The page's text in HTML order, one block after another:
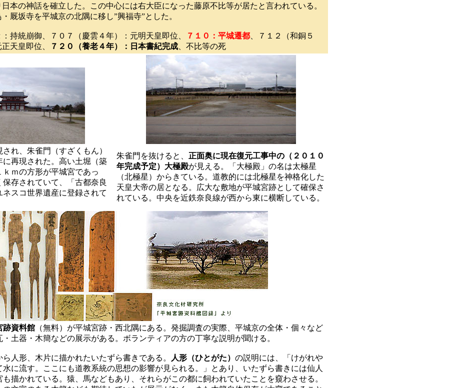
本の神話を確立した。この中心には右大臣になった藤原不比等が居たと言われている。
厩坂寺を平城京の北隅に移し”興福寺”とした。
持統崩御、７０７（慶雲４年）：元明天皇即位、 ７１０：平城遷都、７１２（和銅５
天皇即位、
７２０（養老４年）：日本書紀完成、不比等の死
され、朱雀門（すざくもん）
再現された。高い土堀（築
ｍの方形が平城宮であっ
存されていて、「古都奈良
スコ世界遺産に登録されて
朱雀門を抜けると、 正面奥に現在復元工事中の（２０１０
年完成予定）大極殿が見える。「大極殿」の名は太極星
（北極星）からきている。道教的には北極星を神格化した
天皇大帝の居となる。広大な敷地が平城宮跡として確保さ
れている。中央を近鉄奈良線が西から東に横断している。
跡資料館 （無料）が平城宮跡・西北隅にある。発掘調査の実際、平城京の全体・個々など
土器・木簡などの展示がある。ボランティアの方の丁寧な説明が聞ける。
ら人形、木片に描かれたいたずら書きである。 人形（ひとがた） の説明には、「けがれや
に流す。ここにも道教系統の思想の影響が見られる。」とあり、いたずら書きには仙人
描かれている。猿、馬などもあり、それらがこの都に飼われていたことを窺わさせる。